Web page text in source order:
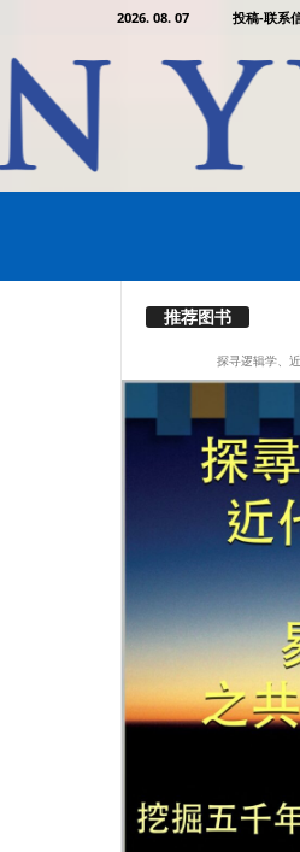
2026. 08. 07 投稿-联系
推荐图书
探寻逻辑学、